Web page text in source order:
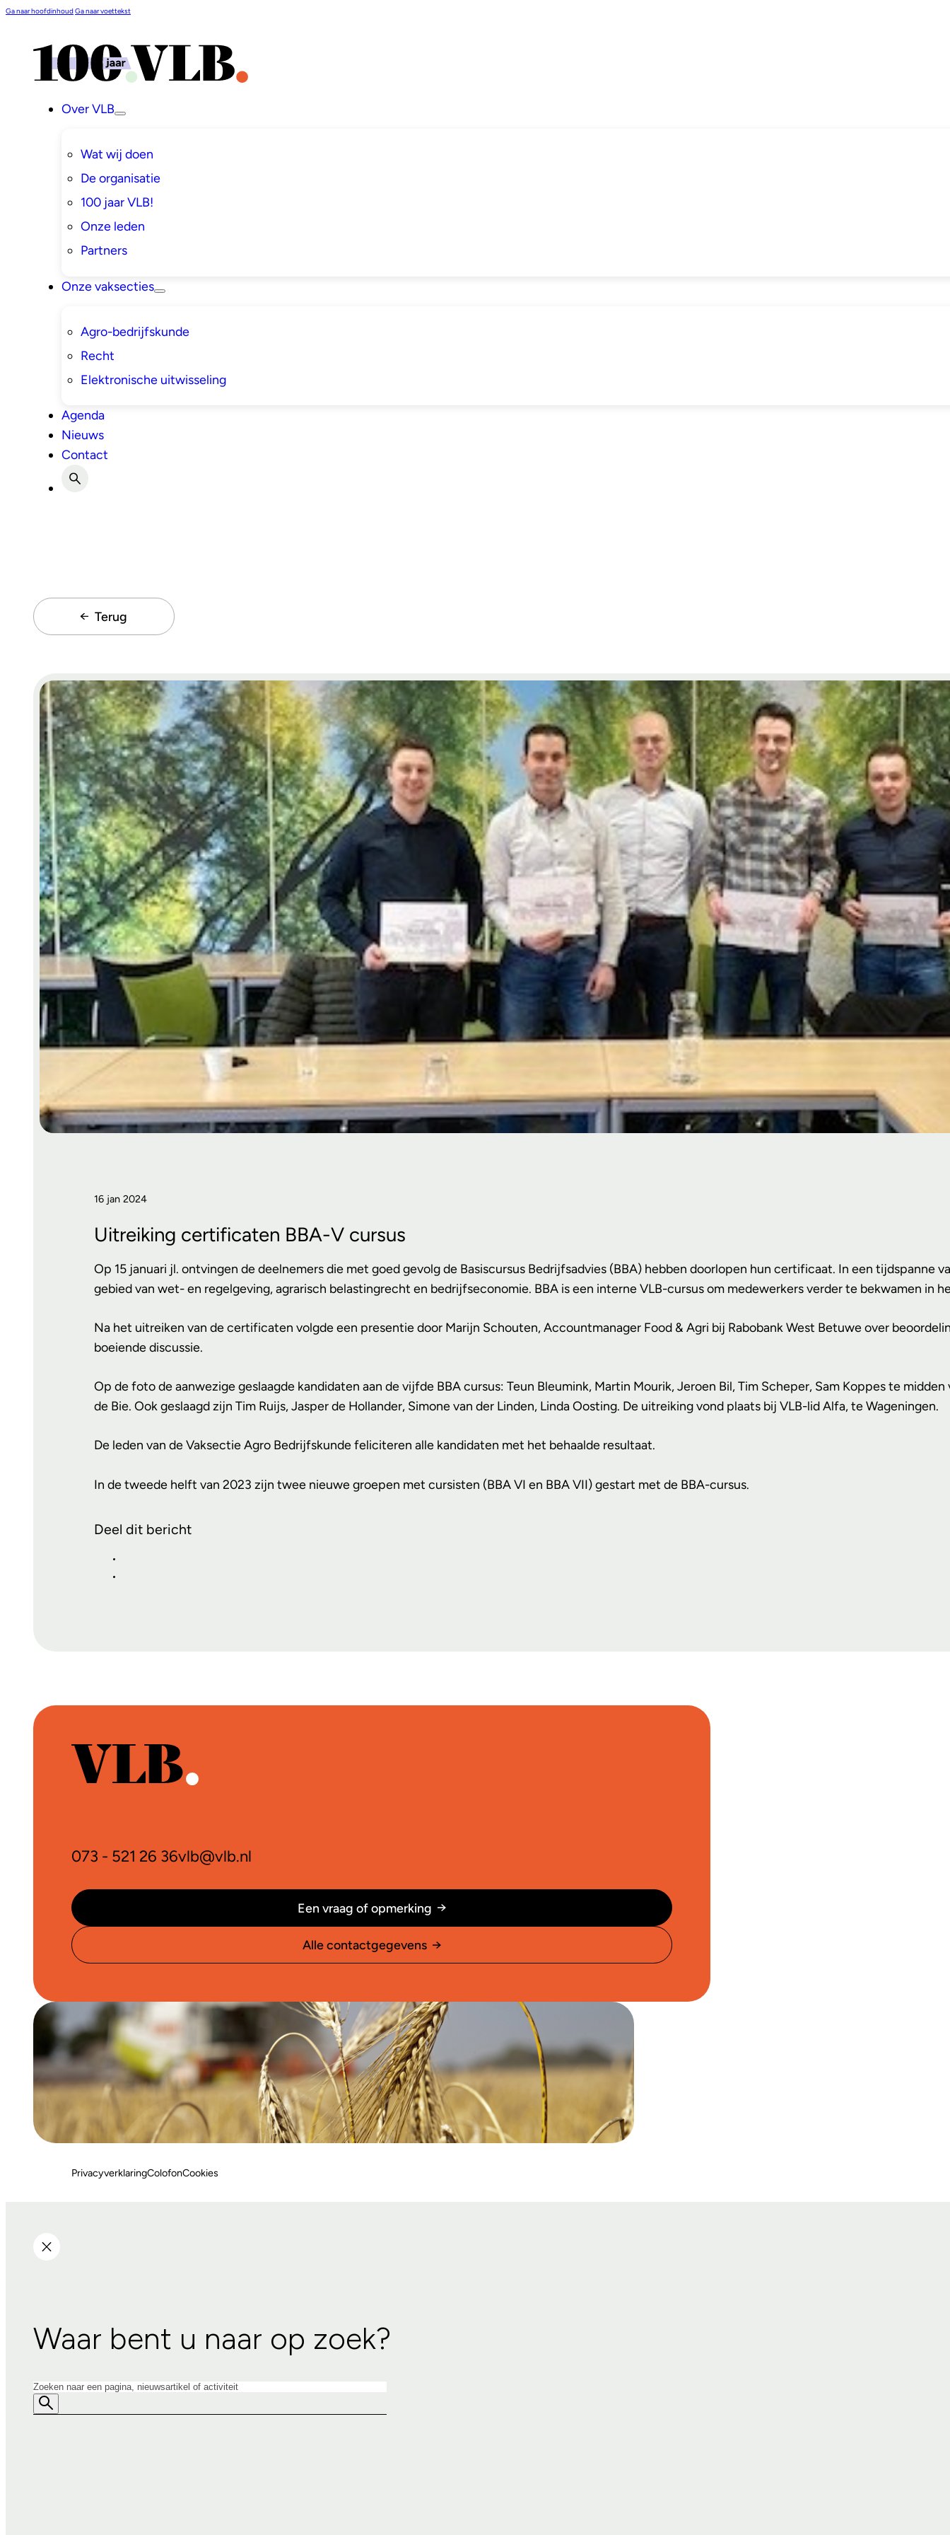
Ga naar hoofdinhoudGa naar voettekst
Over VLB
Wat wij doen
De organisatie
100 jaar VLB!
Onze leden
Partners
Onze vaksecties
Agro-bedrijfskunde
Recht
Elektronische uitwisseling
Agenda
Nieuws
Contact
Terug
16 jan 2024
Uitreiking certificaten BBA-V cursus
Op 15 januari jl. ontvingen de deelnemers die met goed gevolg de Basiscursus Bedrijfsadvies (BBA) hebben doorlopen hun certificaat. In een tijdspanne
gebied van wet- en regelgeving, agrarisch belastingrecht en bedrijfseconomie. BBA is een interne VLB-cursus om medewerkers verder te bekwamen in
Na het uitreiken van de certificaten volgde een presentie door Marijn Schouten, Accountmanager Food & Agri bij Rabobank West Betuwe over
boeiende discussie.
Op de foto de aanwezige geslaagde kandidaten aan de vijfde BBA cursus: Teun Bleumink, Martin Mourik, Jeroen Bil, Tim Scheper, Sam Koppes te
de Bie. Ook geslaagd zijn Tim Ruijs, Jasper de Hollander, Simone van der Linden, Linda Oosting. De uitreiking vond plaats bij VLB-lid Alfa, te Wageningen.
De leden van de Vaksectie Agro Bedrijfskunde feliciteren alle kandidaten met het behaalde resultaat.
In de tweede helft van 2023 zijn twee nieuwe groepen met cursisten (BBA VI en BBA VII) gestart met de BBA-cursus.
Deel dit bericht
073 - 521 26 36vlb@vlb.nl
Een vraag of opmerking
Alle contactgegevens
PrivacyverklaringColofonCookies
Waar bent u naar op zoek?
Zoeken